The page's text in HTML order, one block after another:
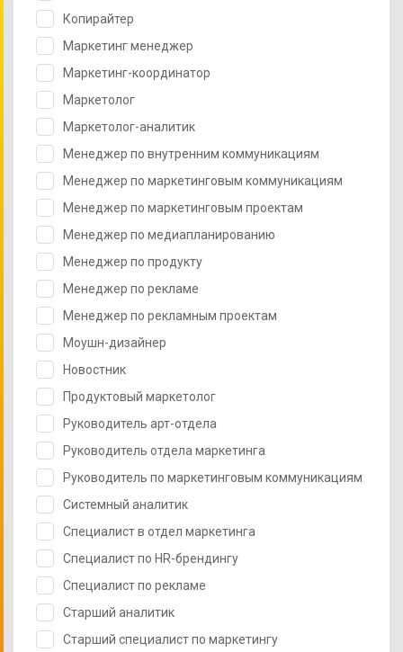
Копирайтер
Маркетинг менеджер
Маркетинг-координатор
Маркетолог
Маркетолог-аналитик
Менеджер по внутренним коммуникациям
Менеджер по маркетинговым коммуникациям
Менеджер по маркетинговым проектам
Менеджер по медиапланированию
Менеджер по продукту
Менеджер по рекламе
Менеджер по рекламным проектам
Моушн-дизайнер
Новостник
Продуктовый маркетолог
Руководитель арт-отдела
Руководитель отдела маркетинга
Руководитель по маркетинговым коммуникациям
Системный аналитик
Специалист в отдел маркетинга
Специалист по HR-брендингу
Специалист по рекламе
Старший аналитик
Старший специалист по маркетингу